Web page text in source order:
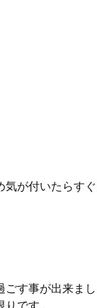
が付いたらすぐ
す事が出来ま
です。